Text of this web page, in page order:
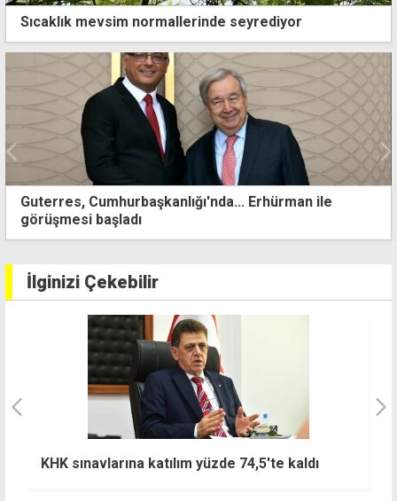
Sıcaklık mevsim normallerinde seyrediyor
CTP'de Güzelyurt yarışı başladı: İlk aday Arkın
Engüney
İlginizi Çekebilir
katılım yüzde 74,5'te kaldı